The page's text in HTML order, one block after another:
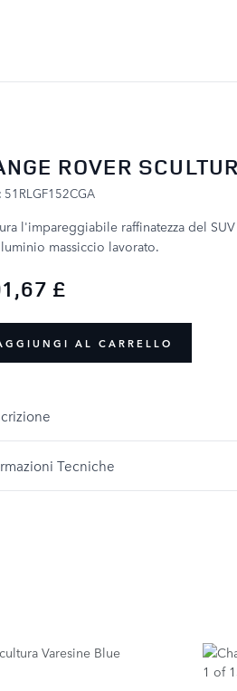
ROVER
51RLGF152CGA
l'impareggiabile raffinatezza del
massiccio lavorato.
£
AL CARRELLO
Tecniche